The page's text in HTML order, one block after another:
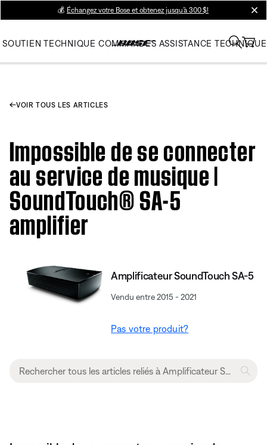
💰 Échangez votre Bose et obtenez jusqu’à 300 $!
SOUTIEN TECHNIQUE COMMANDES ASSISTANCE TECHNIQUE
VOIR TOUS LES ARTICLES
Impossible de se connecter
au service de musique |
SoundTouch® SA-5
amplifier
Amplificateur SoundTouch SA-5
Vendu entre 2015 - 2021
Pas votre produit?